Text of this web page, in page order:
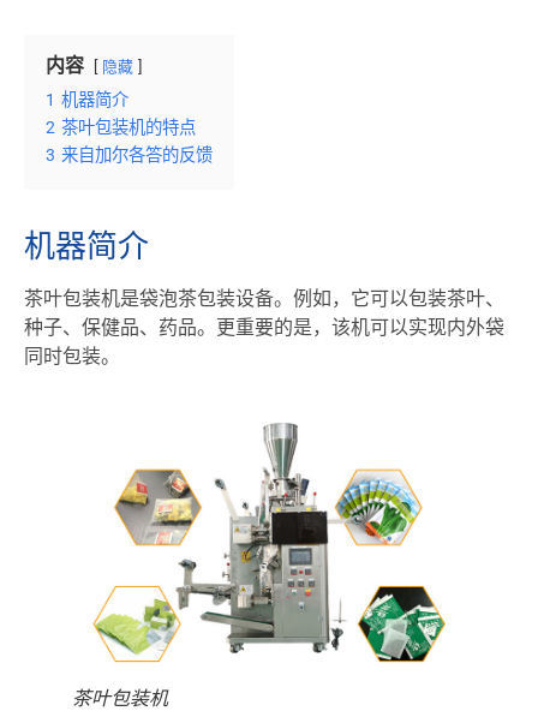
内容 隐藏
1 机器简介
2 茶叶包装机的特点
3 来自加尔各答的反馈
机器简介
茶叶包装机是袋泡茶包装设备。例如，它可以包装茶叶、
种子、保健品、药品。更重要的是，该机可以实现内外袋
同时包装。
茶叶包装机